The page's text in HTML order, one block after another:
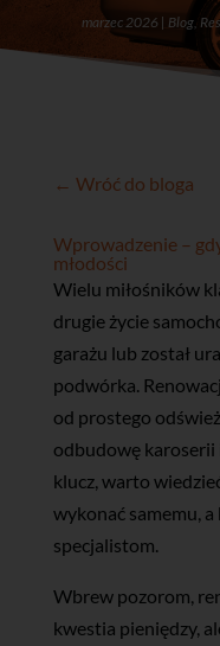
marzec 2026 Blog,
← Wróć do bloga
Wprowadzenie –
młodości
Wielu miłośników
drugie życie
garażu lub został
podwórka.
od prostego
odbudowę karoserii
klucz, warto
wykonać samemu,
specjalistom.
Wbrew pozorom,
kwestia pieniędzy,